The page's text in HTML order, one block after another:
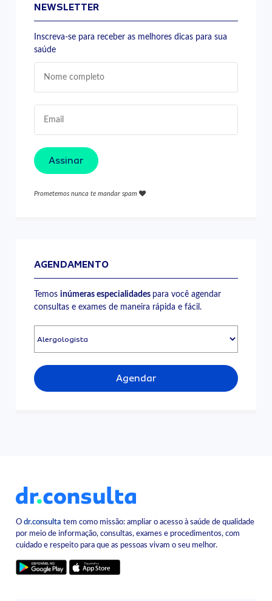
NEWSLETTER
Inscreva-se para receber as melhores dicas para sua
saúde
Assinar
Prometemos nunca te mandar spam
AGENDAMENTO
Temosinúmeras especialidades para você agendar
consultas e exames de maneira rápida e fácil.
Agendar
Odr.consulta tem como missão: ampliar o acesso à saúde de qualidade
por meio de informação, consultas, exames e procedimentos, com
cuidado e respeito para que as pessoas vivam o seu melhor.